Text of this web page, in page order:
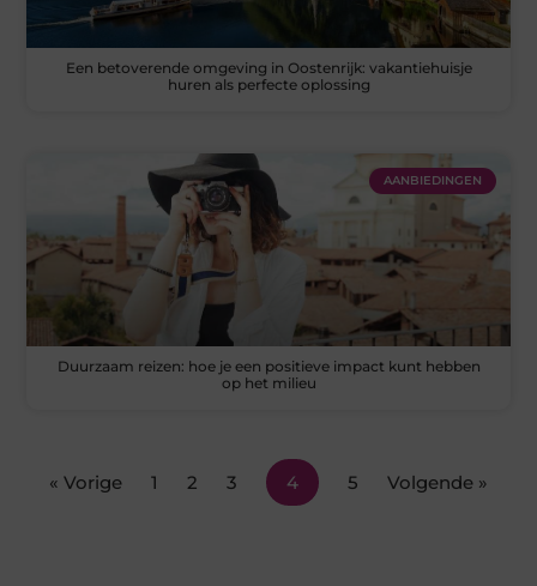
Een betoverende omgeving in Oostenrijk: vakantiehuisje
huren als perfecte oplossing
AANBIEDINGEN
Duurzaam reizen: hoe je een positieve impact kunt hebben
op het milieu
« Vorige 1 2 3 4 5 Volgende »